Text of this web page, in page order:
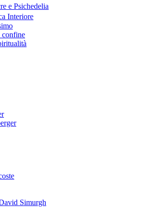
e Psichedelia
Interiore
confine
Simurgh